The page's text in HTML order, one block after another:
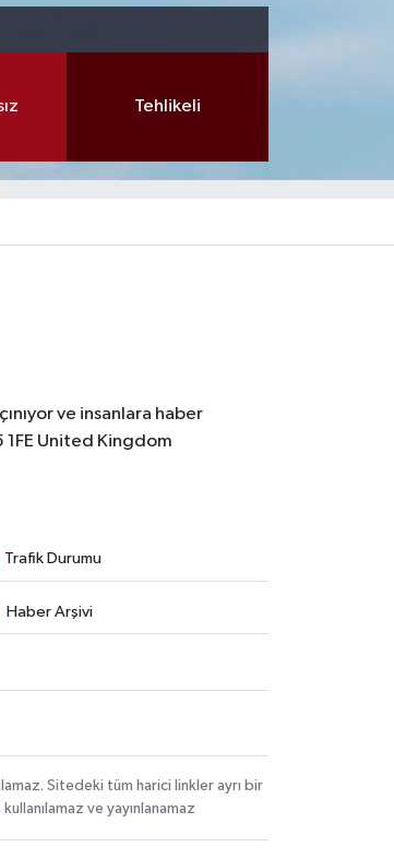
Tehlikeli
ve insanlara haber
1FE United Kingdom
Trafik Durumu
Haber Arşivi
Sitedeki tüm harici linkler ayrı bir
ve yayınlanamaz